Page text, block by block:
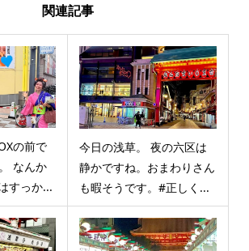
関連記事
の前で
なんか
すっか...
今日の浅草。 夜の六区は
静かですね。おまわりさん
も暇そうです。#正しく...